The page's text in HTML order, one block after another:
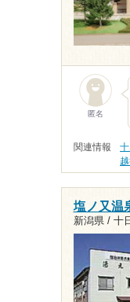
匿名
関連情報
塩ノ又
新潟県 / 十